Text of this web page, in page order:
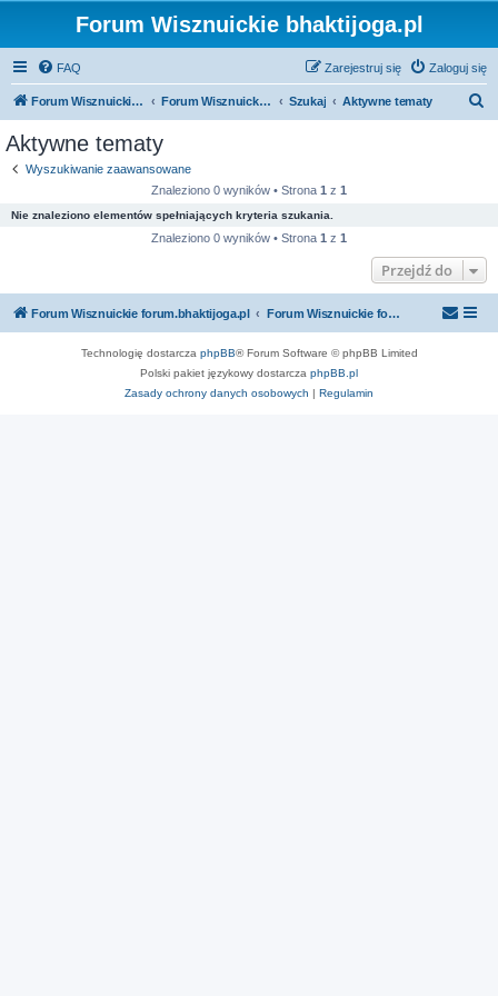
Forum Wisznuickie bhaktijoga.pl
FAQ Zaloguj się
Zarejestruj się
Forum Wisznuickie forum.bhaktijoga.pl Forum Wisznuickie forum.bhaktijoga.pl Szukaj Aktywne tematy
Aktywne tematy
Wyszukiwanie zaawansowane
Znaleziono 0 wyników • Strona 1 z 1
Nie znaleziono elementów spełniających kryteria szukania.
Znaleziono 0 wyników • Strona 1 z 1
Przejdź do
Forum Wisznuickie forum.bhaktijoga.pl Forum Wisznuickie forum.bhaktijoga.pl
Technologię dostarcza phpBB® Forum Software © phpBB Limited
Polski pakiet językowy dostarcza phpBB.pl
Zasady ochrony danych osobowych | Regulamin